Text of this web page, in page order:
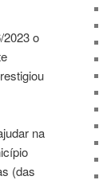
2023 o
na
(das